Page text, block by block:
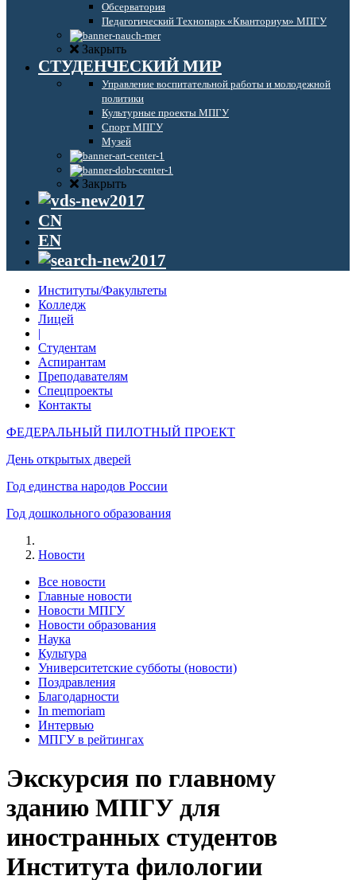
Обсерватория
Педагогический Технопарк «Кванториум» МПГУ
Закрыть
СТУДЕНЧЕСКИЙ МИР
Управление воспитательной работы и молодежной
политики
Культурные проекты МПГУ
Спорт МПГУ
Музей
Закрыть
CN
EN
Институты/Факультеты
Колледж
Лицей
|
Студентам
Аспирантам
Преподавателям
Спецпроекты
Контакты
ФЕДЕРАЛЬНЫЙ ПИЛОТНЫЙ ПРОЕКТ
День открытых дверей
Год единства народов России
Год дошкольного образования
Новости
Все новости
Главные новости
Новости МПГУ
Новости образования
Наука
Культура
Университетские субботы (новости)
Поздравления
Благодарности
In memoriam
Интервью
МПГУ в рейтингах
Экскурсия по главному
зданию МПГУ для
иностранных студентов
Института филологии